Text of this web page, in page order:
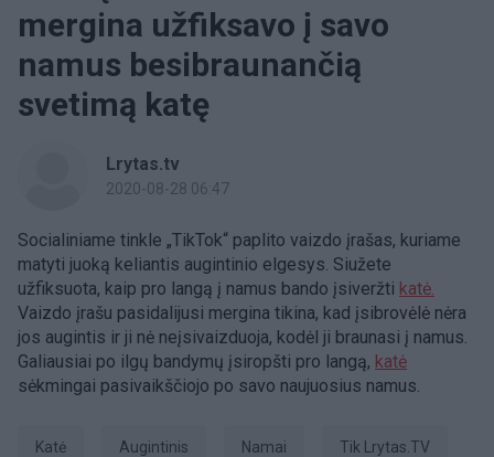
mergina užfiksavo į savo
namus besibraunančią
svetimą katę
Lrytas.tv
2020-08-28 06:47
Socialiniame tinkle „TikTok“ paplito vaizdo įrašas, kuriame
matyti juoką keliantis augintinio elgesys. Siužete
užfiksuota, kaip pro langą į namus bando įsiveržti katė.
Vaizdo įrašu pasidalijusi mergina tikina, kad įsibrovėlė nėra
jos augintis ir ji nė neįsivaizduoja, kodėl ji braunasi į namus.
Galiausiai po ilgų bandymų įsiropšti pro langą, katė
sėkmingai pasivaikščiojo po savo naujuosius namus.
Katė augintinis Namai tik Lrytas.TV